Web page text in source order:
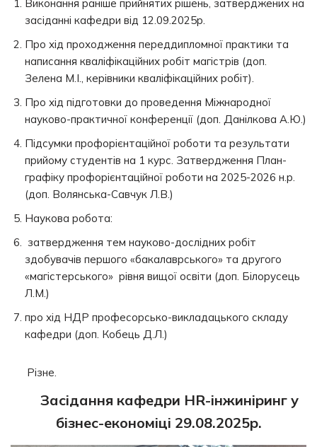
Виконання раніше прийнятих рішень, затверджених на
засіданні кафедри від 12.09.2025р.
Про хід проходження переддипломної практики та
написання кваліфікаційних робіт магістрів (доп.
Зелена М.І., керівники кваліфікаційних робіт).
Про хід підготовки до проведення Міжнародної
науково-практичної конференції (доп. Данілкова А.Ю.)
Підсумки профорієнтаційної роботи та результати
прийому студентів на 1 курс. Затвердження План-
графіку профорієнтаційної роботи на 2025-2026 н.р.
(доп. Волянська-Савчук Л.В.)
Наукова робота:
затвердження тем науково-дослідних робіт
здобувачів першого «бакалаврського» та другого
«магістерського» рівня вищої освіти (доп. Білорусець
Л.М.)
про хід НДР професорсько-викладацького складу
кафедри (доп. Кобець Д.Л.)
Різне.
Засідання кафедри HR-інжиніринг у
бізнес-економіці 29.08.2025р.